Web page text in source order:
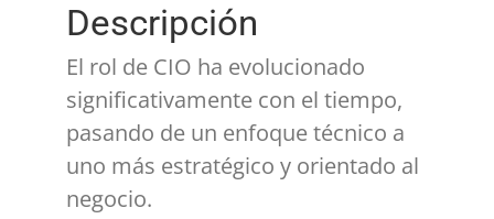
Descripción
El rol de CIO ha evolucionado
significativamente con el tiempo,
pasando de un enfoque técnico a
uno más estratégico y orientado al
negocio.